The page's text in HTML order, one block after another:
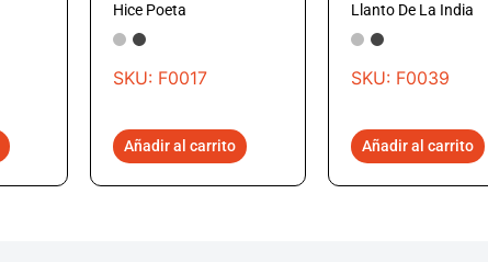
Hice Poeta
SKU: F0017
Añadir al carrito
Llanto De La India
SKU: F0039
Añadir al carrito